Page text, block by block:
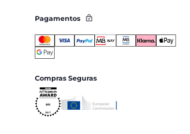
Pagamentos
Compras Seguras